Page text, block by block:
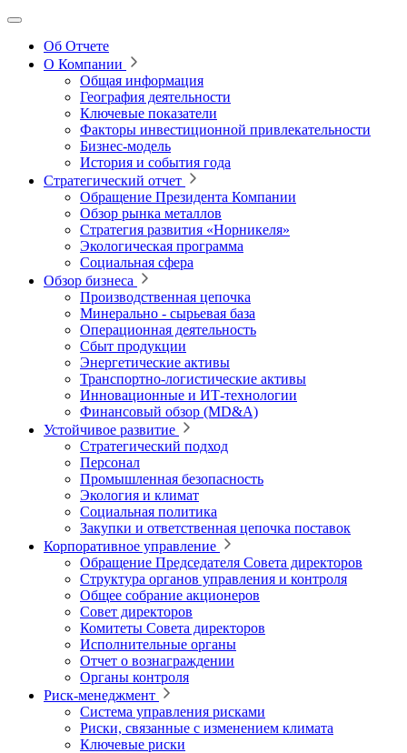
Об Отчете
О Компании
Общая информация
География деятельности
Ключевые показатели
Факторы инвестиционной привлекательности
Бизнес-модель
История и события года
Стратегический отчет
Обращение Президента Компании
Обзор рынка металлов
Стратегия развития «Норникеля»
Экологическая программа
Социальная сфера
Обзор бизнеса
Производственная цепочка
Минерально ‑ сырьевая база
Операционная деятельность
Сбыт продукции
Энергетические активы
Транспортно-логистические активы
Инновационные и ИТ‑технологии
Финансовый обзор (MD&A)
Устойчивое развитие
Стратегический подход
Персонал
Промышленная безопасность
Экология и климат
Социальная политика
Закупки и ответственная цепочка поставок
Корпоративное управление
Обращение Председателя Совета директоров
Структура органов управления и контроля
Общее собрание акционеров
Совет директоров
Комитеты Совета директоров
Исполнительные органы
Отчет о вознаграждении
Органы контроля
Риск-менеджмент
Система управления рисками
Риски, связанные с изменением климата
Ключевые риски